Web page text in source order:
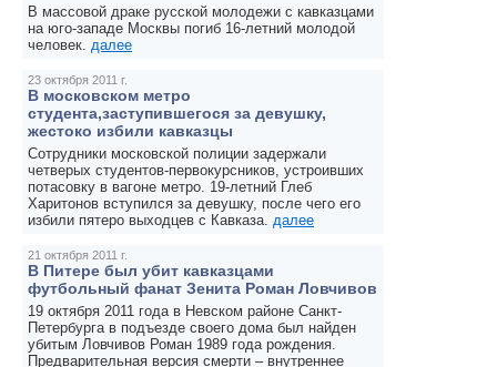
В массовой драке русской молодежи с кавказцами
на юго-западе Москвы погиб 16-летний молодой
человек. далее
23 октября 2011 г.
В московском метро
студента,заступившегося за девушку,
жестоко избили кавказцы
Сотрудники московской полиции задержали
четверых студентов-первокурсников, устроивших
потасовку в вагоне метро. 19-летний Глеб
Харитонов вступился за девушку, после чего его
избили пятеро выходцев с Кавказа. далее
21 октября 2011 г.
В Питере был убит кавказцами
футбольный фанат Зенита Роман Ловчивов
19 октября 2011 года в Невском районе Санкт-
Петербурга в подъезде своего дома был найден
убитым Ловчивов Роман 1989 года рождения.
Предварительная версия смерти – внутреннее